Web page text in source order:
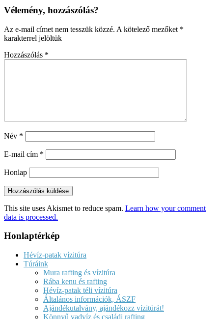
Vélemény, hozzászólás?
Az e-mail címet nem tesszük közzé. A kötelező mezőket *
karakterrel jelöltük
Hozzászólás *
Név *
E-mail cím *
Honlap
This site uses Akismet to reduce spam. Learn how your comment
data is processed.
Honlaptérkép
Hévíz-patak vízitúra
Túráink
Mura rafting és vízitúra
Rába kenu és rafting
Hévíz-patak téli vízitúra
Általános információk, ÁSZF
Ajándékutalvány, ajándékozz vízitúrát!
Könnyű vadvíz és családi rafting